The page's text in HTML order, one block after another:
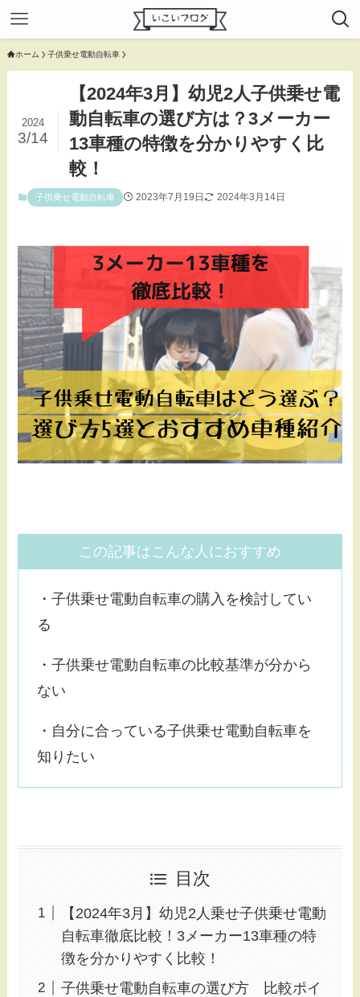
ホーム 子供乗せ電動自転車
【2024年3月】幼児2人子供乗せ電
動自転車の選び方は？3メーカー
13車種の特徴を分かりやすく比
較！
2024
3/14
子供乗せ電動自転車 2023年7月19日 2024年3月14日
この記事はこんな人におすすめ
・子供乗せ電動自転車の購入を検討してい
る
・子供乗せ電動自転車の比較基準が分から
ない
・自分に合っている子供乗せ電動自転車を
知りたい
目次
【2024年3月】幼児2人乗せ子供乗せ電動
自転車徹底比較！3メーカー13車種の特
徴を分かりやすく比較！
子供乗せ電動自転車の選び方 比較ポイ